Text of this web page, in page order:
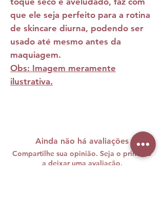
que ele seja perfeito para a rotina
de skincare diurna, podendo ser
usado até mesmo antes da
maquiagem.
Obs: Imagem meramente
ilustrativa.
Ainda não há avaliações
Compartilhe sua opinião. Seja o primeiro
a deixar uma avaliação.